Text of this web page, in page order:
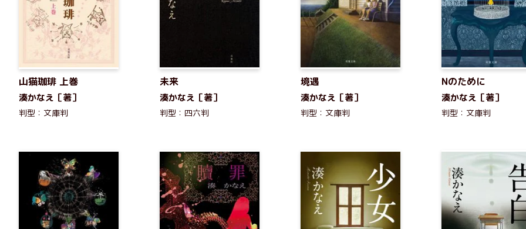
山猫珈琲 上巻
湊かなえ［著］
判型：文庫判
未来
湊かなえ［著］
判型：四六判
境遇
湊かなえ［著］
判型：文庫判
Nのために
湊かなえ［著］
判型：文庫判